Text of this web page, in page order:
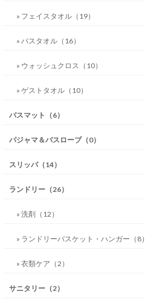
» フェイスタオル（19）
» バスタオル（16）
» ウォッシュクロス（10）
» ゲストタオル（10）
バスマット（6）
パジャマ＆バスローブ（0）
スリッパ（14）
ランドリー（26）
» 洗剤（12）
» ランドリーバスケット・ハンガー（8）
» 衣類ケア（2）
サニタリー（2）